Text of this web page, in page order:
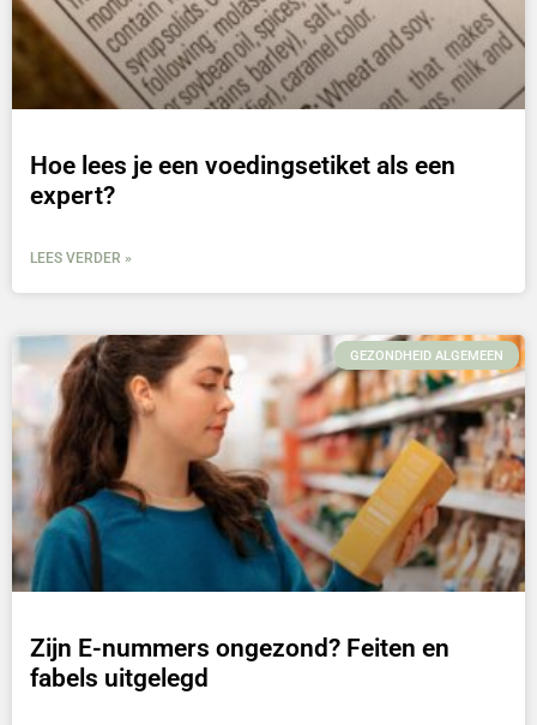
Hoe lees je een voedingsetiket als een
expert?
LEES VERDER »
GEZONDHEID ALGEMEEN
Zijn E-nummers ongezond? Feiten en
fabels uitgelegd